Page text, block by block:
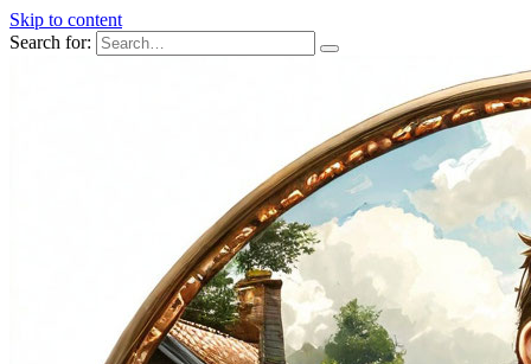
Skip to content
Search for: